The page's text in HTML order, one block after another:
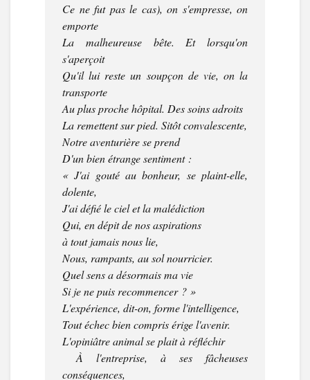
Ce ne fut pas le cas), on s'empresse, on
emporte
La malheureuse bête. Et lorsqu'on
s'aperçoit
Qu'il lui reste un soupçon de vie, on la
transporte
Au plus proche hôpital. Des soins adroits
La remettent sur pied. Sitôt convalescente,
Notre aventurière se prend
D'un bien étrange sentiment :
« J'ai gouté au bonheur, se plaint-elle,
dolente,
J'ai défié le ciel et la malédiction
Qui, en dépit de nos aspirations
à tout jamais nous lie,
Nous, rampants, au sol nourricier.
Quel sens a désormais ma vie
Si je ne puis recommencer ? »
L'expérience, dit-on, forme l'intelligence,
Tout échec bien compris érige l'avenir.
L'opiniâtre animal se plait à réfléchir
À l'entreprise, à ses fâcheuses
conséquences,